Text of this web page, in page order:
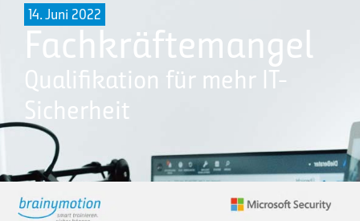
14. Juni 2022
Fachkräftemangel
Qualifikation für mehr IT-
Sicherheit